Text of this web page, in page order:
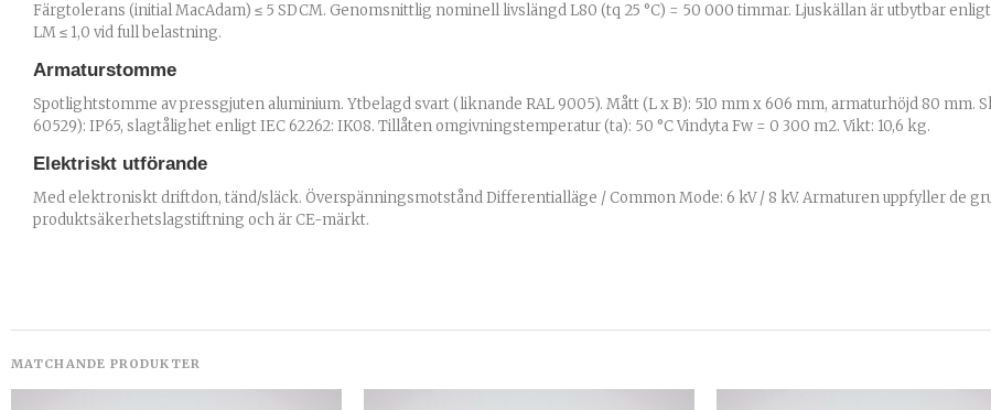
Färgtolerans (initial MacAdam) ≤ 5 SDCM. Genomsnittlig nominell livslängd L80 (tq 25 °C) = 50 000 timmar. Ljuskällan är utbytbar
LM ≤ 1,0 vid full belastning.
Armaturstomme
Spotlightstomme av pressgjuten aluminium. Ytbelagd svart (liknande RAL 9005). Mått (L x B): 510 mm x 606 mm, armaturhöjd 80 mm.
60529): IP65, slagtålighet enligt IEC 62262: IK08. Tillåten omgivningstemperatur (ta): 50 °C Vindyta Fw = 0 300 m2. Vikt: 10,6 kg.
Elektriskt utförande
Med elektroniskt driftdon, tänd/släck. Överspänningsmotstånd Differentialläge / Common Mode: 6 kV / 8 kV. Armaturen uppfyller de
produktsäkerhetslagstiftning och är CE-märkt.